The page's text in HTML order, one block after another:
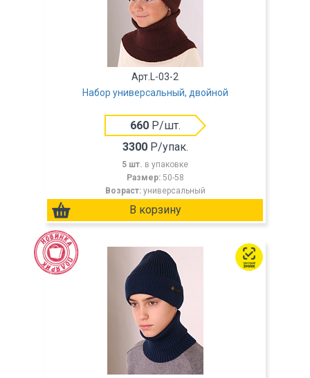
Арт.L-03-2
Набор универсальный, двойной
660Р/шт.
3300Р/упак.
5 шт. в упаковке
Размер: 50-58
Возраст: универсальный